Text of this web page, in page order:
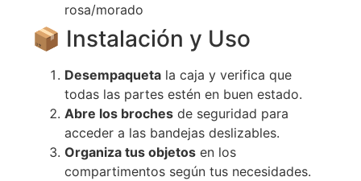
rosa/morado
📦 Instalación y Uso
Desempaqueta la caja y verifica que
todas las partes estén en buen estado.
Abre los broches de seguridad para
acceder a las bandejas deslizables.
Organiza tus objetos en los
compartimentos según tus necesidades.